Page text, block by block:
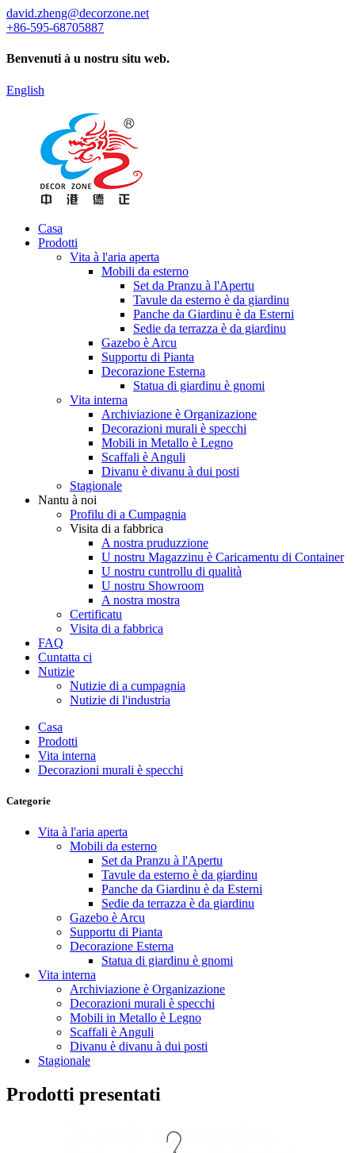
david.zheng@decorzone.net
+86-595-68705887
Benvenuti à u nostru situ web.
English
Casa
Prodotti
Vita à l'aria aperta
Mobili da esterno
Set da Pranzu à l'Apertu
Tavule da esterno è da giardinu
Panche da Giardinu è da Esterni
Sedie da terrazza è da giardinu
Gazebo è Arcu
Supportu di Pianta
Decorazione Esterna
Statua di giardinu è gnomi
Vita interna
Archiviazione è Organizazione
Decorazioni murali è specchi
Mobili in Metallo è Legno
Scaffali è Anguli
Divanu è divanu à dui posti
Stagionale
Nantu à noi
Profilu di a Cumpagnia
Visita di a fabbrica
A nostra pruduzzione
U nostru Magazzinu è Caricamentu di Container
U nostru cuntrollu di qualità
U nostru Showroom
A nostra mostra
Certificatu
Visita di a fabbrica
FAQ
Cuntatta ci
Nutizie
Nutizie di a cumpagnia
Nutizie di l'industria
Casa
Prodotti
Vita interna
Decorazioni murali è specchi
Categorie
Vita à l'aria aperta
Mobili da esterno
Set da Pranzu à l'Apertu
Tavule da esterno è da giardinu
Panche da Giardinu è da Esterni
Sedie da terrazza è da giardinu
Gazebo è Arcu
Supportu di Pianta
Decorazione Esterna
Statua di giardinu è gnomi
Vita interna
Archiviazione è Organizazione
Decorazioni murali è specchi
Mobili in Metallo è Legno
Scaffali è Anguli
Divanu è divanu à dui posti
Stagionale
Prodotti presentati